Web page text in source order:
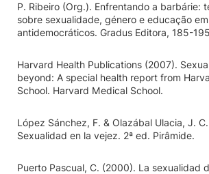
P. Ribeiro (Org.). Enfrentando a barbárie:
sobre sexualidade, género e educação
antidemocráticos. Gradus Editora, 185-
Harvard Health Publications (2007).
beyond: A special health report from
School. Harvard Medical School.
López Sánchez, F. & Olazábal Ulacia, J.
Sexualidad en la vejez. 2ª ed. Pirâmide.
Puerto Pascual, C. (2000). La sexualidad